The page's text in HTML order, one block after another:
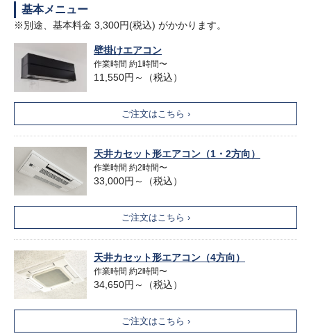
基本メニュー
※別途、基本料金 3,300円(税込) がかかります。
壁掛けエアコン
作業時間 約1時間〜
11,550円～（税込）
ご注文はこちら ›
天井カセット形エアコン（1・2方向）
作業時間 約2時間〜
33,000円～（税込）
ご注文はこちら ›
天井カセット形エアコン（4方向）
作業時間 約2時間〜
34,650円～（税込）
ご注文はこちら ›